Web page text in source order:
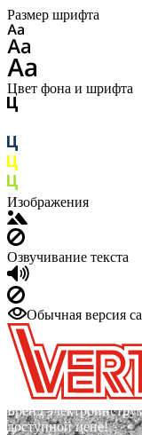
Размер шрифта
Цвет фона и шрифта
Изображения
Озвучивание текста
Обычная версия
Бренд
доступной цене!